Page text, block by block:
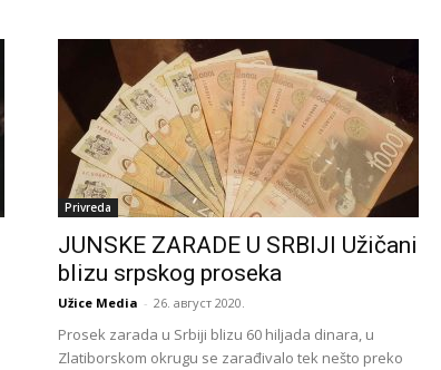
Privreda
JUNSKE ZARADE U SRBIJI Užičani
blizu srpskog proseka
Užice Media - 26. август 2020.
Prosek zarada u Srbiji blizu 60 hiljada dinara, u
Zlatiborskom okrugu se zarađivalo tek nešto preko